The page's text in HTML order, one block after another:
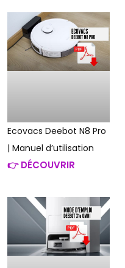
Ecovacs Deebot N8 Pro
| Manuel d’utilisation
👉 DÉCOUVRIR